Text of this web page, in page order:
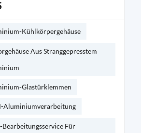
Kühlkörpergehäuse
Aus Stranggepresstem
Glastürklemmen
Aluminiumverarbeitung
Bearbeitungsservice Für